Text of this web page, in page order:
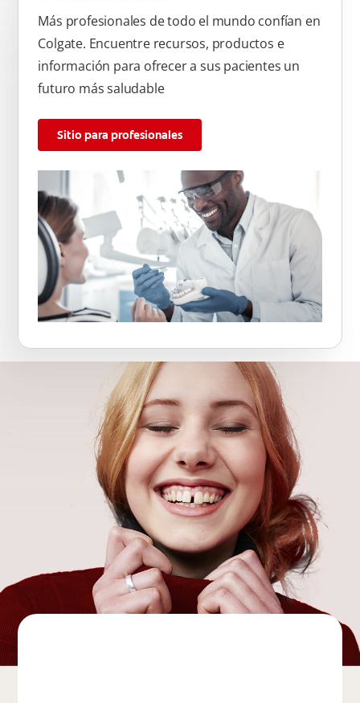
Más profesionales de todo el mundo confían en
Colgate. Encuentre recursos, productos e
información para ofrecer a sus pacientes un
futuro más saludable
Sitio para profesionales